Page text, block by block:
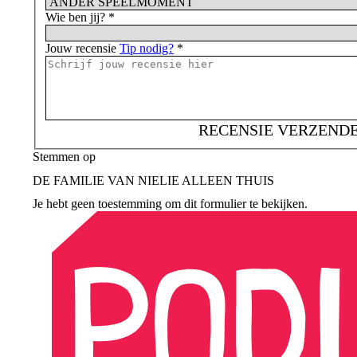
Wie ben jij? *
Jouw recensieTip nodig? *
RECENSIE
Stemmen op
DE FAMILIE VAN NIELIE ALLEEN THUIS
Je hebt geen toestemming om dit formulier te bekijken.